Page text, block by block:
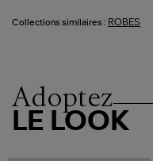
Collections similaires : ROBES
Adoptez
LE LOOK